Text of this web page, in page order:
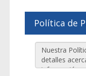
Política de